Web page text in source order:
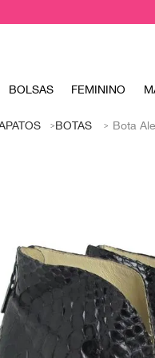
BOLSAS FEMININO
BOTAS Bota